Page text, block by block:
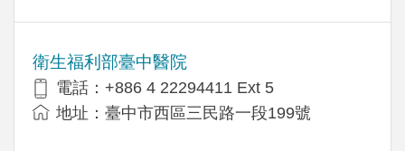
衛生福利部臺中醫院
電話：+886 4 22294411 Ext 5
地址：臺中市西區三民路一段199號